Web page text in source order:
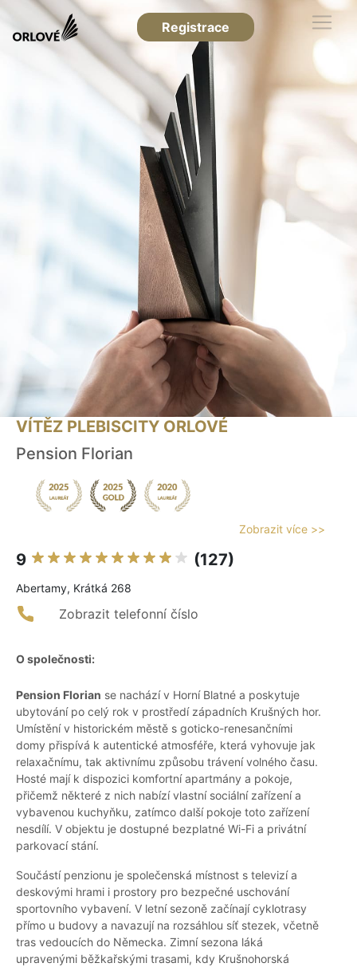
Registrace
VÍTĚZ PLEBISCITY ORLOVÉ
Pension Florian
Zobrazit více >>
9 (127)
Abertamy, Krátká 268
Zobrazit telefonní číslo
O společnosti:
Pension Florian se nachází v Horní Blatné a poskytuje
ubytování po celý rok v prostředí západních Krušných hor.
Umístění v historickém městě s goticko-renesančními
domy přispívá k autentické atmosféře, která vyhovuje jak
relaxačnímu, tak aktivnímu způsobu trávení volného času.
Hosté mají k dispozici komfortní apartmány a pokoje,
přičemž některé z nich nabízí vlastní sociální zařízení a
vybavenou kuchyňku, zatímco další pokoje toto zařízení
nesdílí. V objektu je dostupné bezplatné Wi-Fi a privátní
parkovací stání.
Součástí penzionu je společenská místnost s televizí a
deskovými hrami i prostory pro bezpečné uschování
sportovního vybavení. V letní sezoně začínají cyklotrasy
přímo u budovy a navazují na rozsáhlou síť stezek, včetně
tras vedoucích do Německa. Zimní sezona láká
upravenými běžkařskými trasami, kdy Krušnohorská